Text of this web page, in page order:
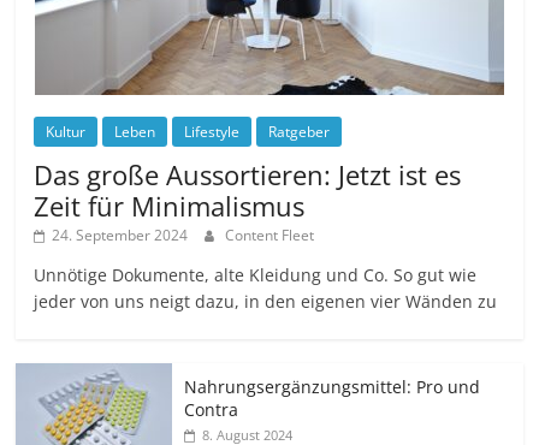
Kultur Leben Lifestyle Ratgeber
Das große Aussortieren: Jetzt ist es
Zeit für Minimalismus
24. September 2024 Content Fleet
Unnötige Dokumente, alte Kleidung und Co. So gut wie
jeder von uns neigt dazu, in den eigenen vier Wänden zu
Nahrungsergänzungsmittel: Pro und
Contra
8. August 2024